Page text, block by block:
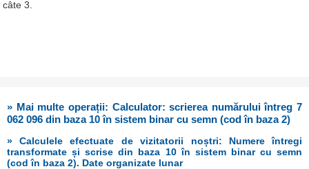
câte 3.
» Mai multe operații: Calculator: scrierea numărului întreg 7
062 096 din baza 10 în sistem binar cu semn (cod în baza 2)
» Calculele efectuate de vizitatorii noștri: Numere întregi
transformate și scrise din baza 10 în sistem binar cu semn
(cod în baza 2). Date organizate lunar